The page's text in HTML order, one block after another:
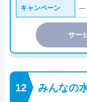
キャンペーン ―
サー
みんなの